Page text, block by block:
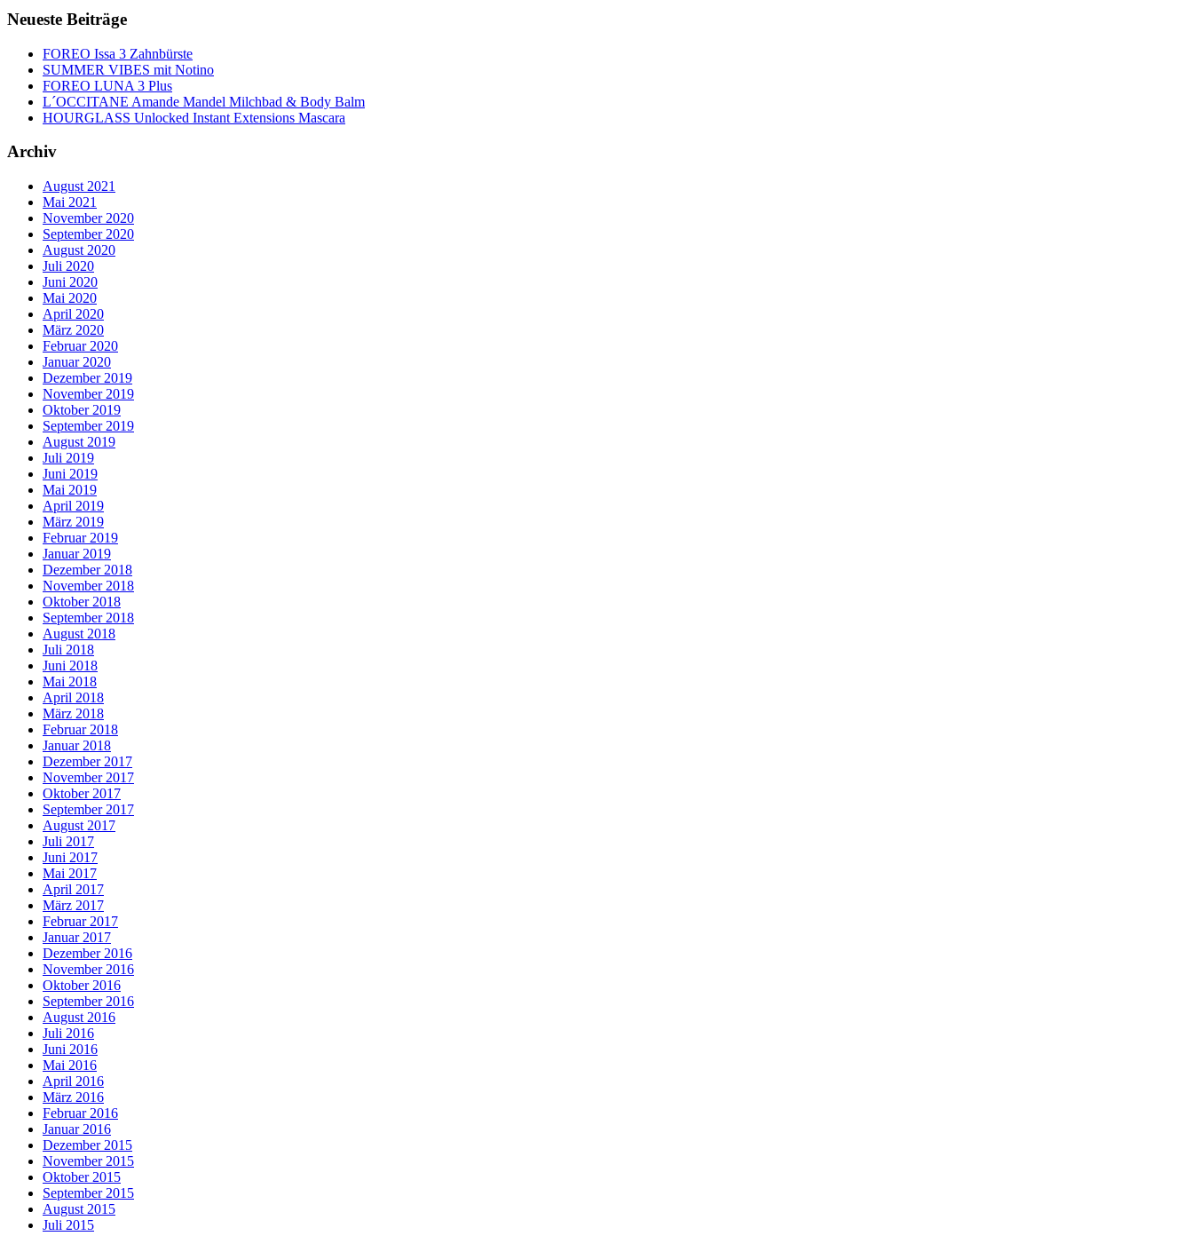
Neueste Beiträge
FOREO Issa 3 Zahnbürste
SUMMER VIBES mit Notino
FOREO LUNA 3 Plus
L´OCCITANE Amande Mandel Milchbad & Body Balm
HOURGLASS Unlocked Instant Extensions Mascara
Archiv
August 2021
Mai 2021
November 2020
September 2020
August 2020
Juli 2020
Juni 2020
Mai 2020
April 2020
März 2020
Februar 2020
Januar 2020
Dezember 2019
November 2019
Oktober 2019
September 2019
August 2019
Juli 2019
Juni 2019
Mai 2019
April 2019
März 2019
Februar 2019
Januar 2019
Dezember 2018
November 2018
Oktober 2018
September 2018
August 2018
Juli 2018
Juni 2018
Mai 2018
April 2018
März 2018
Februar 2018
Januar 2018
Dezember 2017
November 2017
Oktober 2017
September 2017
August 2017
Juli 2017
Juni 2017
Mai 2017
April 2017
März 2017
Februar 2017
Januar 2017
Dezember 2016
November 2016
Oktober 2016
September 2016
August 2016
Juli 2016
Juni 2016
Mai 2016
April 2016
März 2016
Februar 2016
Januar 2016
Dezember 2015
November 2015
Oktober 2015
September 2015
August 2015
Juli 2015